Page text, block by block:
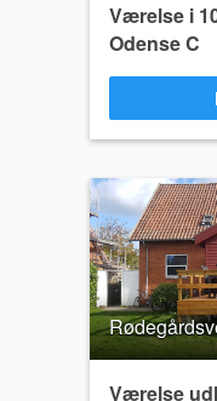
Værelse i
Odense C
Værelse